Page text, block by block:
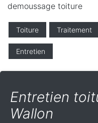
demoussage toiture
Toiture Traitement
Entretien
Entretien
Wallon